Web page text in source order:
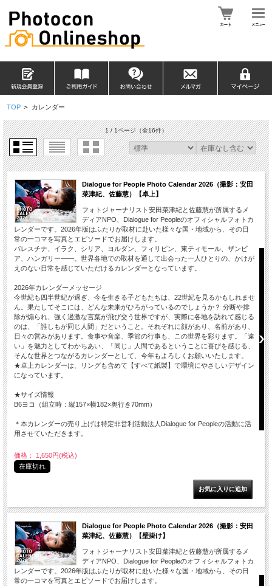
TOP > カレンダー
1 / 1ページ（全16件）
Dialogue for People Photo Calendar 2026（撮影：安田
菜津紀、佐藤慧）【卓上】
フォトジャーナリスト安田菜津紀と佐藤慧が所属するメ
ディアNPO、Dialogue for Peopleのオフィシャルフォトカ
レンダーです。2026年版はふたりが取材に赴いた様々な国・地域から、その日
常の一コマを写真とエピソードでお届けします。
パレスチナ、イラク、シリア、ヨルダン、フィリピン、東ティモール、ザンビ
ア、ハンガリー――。世界各地での取材を通して出会った一人ひとりの、かけが
えのない日常を感じていただけるカレンダーとなっています。
2026年カレンダーメッセージ
今世紀も四半世紀が過ぎ、今を生きる子どもたちは、22世紀を見るかもしれませ
ん。果たしてそこには、どんな未来がひろがっているのでしょうか？ 分断や排
除が煽られ、強く過激な言葉が飛び交う世界ですが、実際に各地を訪れて感じる
のは、「誰しもが同じ人間」だということ。それぞれに顔があり、名前があり、
日々の営みがあります。食事や音楽、季節の行事も、この世界を彩ります。「違
い」を魅力としてわかちあい、「同じ」人間であるということに喜びを感じる、
そんな世界とつながるカレンダーとして、今年もよろしくお願いいたします。
★卓上カレンダーは、リングも含めて【すべて紙製】で環境にやさしいデザイン
になっています。
★サイズ情報
B6ヨコ（組立時：縦157×横182×奥行き70mm）
＊本カレンダーの売り上げは特定非営利活動法人Dialogue for Peopleの活動に活
用させていただきます。
価格： 1,650円(税込)
在庫切れ
Dialogue for People Photo Calendar 2026（撮影：安田
菜津紀、佐藤慧）【壁掛け】
フォトジャーナリスト安田菜津紀と佐藤慧が所属するメ
ディアNPO、Dialogue for Peopleのオフィシャルフォトカ
レンダーです。2026年版はふたりが取材に赴いた様々な国・地域から、その日
常の一コマを写真とエピソードでお届けします。